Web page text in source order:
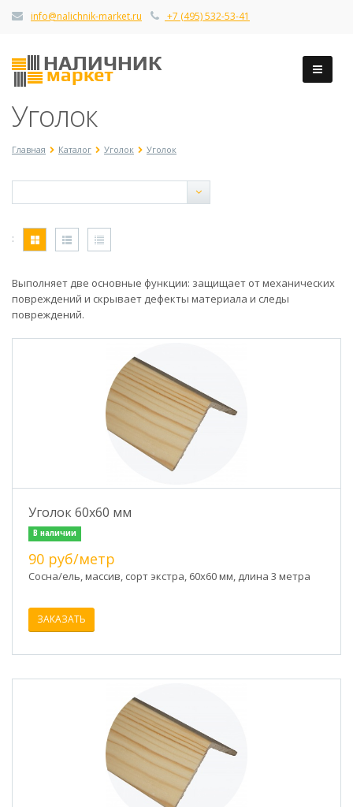
info@nalichnik-market.ru +7 (495) 532-53-41
Уголок
Главная Каталог Уголок Уголок
:
Выполняет две основные функции: защищает от механических
повреждений и скрывает дефекты материала и следы
повреждений.
Уголок 60х60 мм
В наличии
90 руб/метр
Сосна/ель, массив, сорт экстра, 60х60 мм, длина 3 метра
ЗАКАЗАТЬ